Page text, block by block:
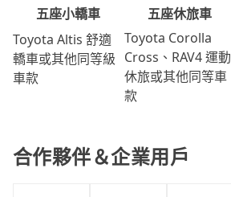
五座小轎車
Toyota Altis 舒適
轎車或其他同等級
車款
五座休旅車
Toyota Corolla
Cross、RAV4 運動
休旅或其他同等車
款
合作夥伴＆企業用戶